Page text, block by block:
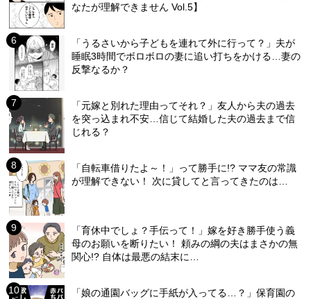
なたが理解できません Vol.5】
「うるさいから子どもを連れて外に行って？」夫が
睡眠3時間でボロボロの妻に追い打ちをかける…妻の
反撃なるか？
「元嫁と別れた理由ってそれ？」友人から夫の過去
を突っ込まれ不安…信じて結婚した夫の過去まで信
じれる？
「自転車借りたよ～！」って勝手に!? ママ友の常識
が理解できない！ 次に貸してと言ってきたのは…
「育休中でしょ？手伝って！」嫁を好き勝手使う義
母のお願いを断りたい！ 頼みの綱の夫はまさかの無
関心!? 自体は最悪の結末に…
「娘の通園バッグに手紙が入ってる…？」保育園の